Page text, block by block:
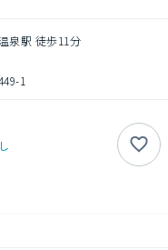
泉駅 徒歩11分
1